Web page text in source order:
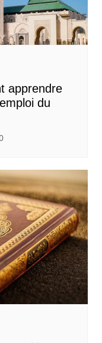
apprendre
du